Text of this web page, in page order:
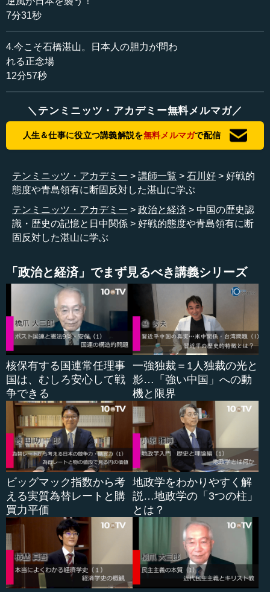
第１次世界大戦が始まって１００年になります。それか
ら、日清戦争開戦から１２０年です。来年は、第２次世界
大戦終戦７０周年になります。さらに、これが日中関係に
とって最大の出来事ですが、日本が「対支（対華）２１カ
条要求」を行って１００年という節目の年になります。
白押しなのです。例えば、今まさに迎えている日清戦争開
戦後１２０年。われわれは、その日清戦争の真っ最中に尖
閣諸島を閣議決定で日本の領土にしました。それを今、中
たもので、勝手に領有権を主張しただけだから、領有権は
無効だと訴えています。そのようなことが起こった年から
日清戦争の後、下関条約を締結したときに、中国は日本
に対して屈辱的な賠償を行うことになりました。中国の税
一部を譲渡したりしました。
今までの歴史認識だと、このときの中国の指導者だった
李鴻章は売国奴だと思われてきました。ところが２０１４
年７月中旬から、李鴻章が生まれた安徽省の合肥というと
ころでは、李鴻章をめぐる大きなシンポジウムが開かれて
います。
なぜかといえば、おそらく「李鴻章も、徹底的に日本と
戦った人だ」と見直されたのだろうと思います。以前は、
李鴻章がだらしないから日本に負けたという見方でした
が、そうではなく、彼も日本に抵抗した一人だと再評価さ
れているのです。今、中国ではそのような見直しが次々に
行われています。
●日本は青島攻撃と対支２１カ条要求を行った
もっと大変なのは来年の２０１５年で、日中関係にとっ
て最も重要な年になるでしょう。第１次世界大戦が始まっ
た１９１４年、日本は、日英同盟を結んでいましたから、
イギリスのために戦争に参加しようとしました。しかし、
いくら何でも当時、ヨーロッパの戦争に日本から兵隊を送
るわけにはいきませんでした。
7分31秒
4.今こそ石橋湛山。日本人の胆力が問わ
れる正念場
12分57秒
＼テンミニッツ・アカデミー無料メルマガ／
人生＆仕事に役立つ講義解説を無料メルマガで配信
テンミニッツ・アカデミー 講師一覧 石川好
好戦的
態度や青島領有に断固反対した湛山に学ぶ
テンミニッツ・アカデミー
政治と経済
中国の歴史認
識・歴史の記憶と日中関係
好戦的態度や青島領有に断
固反対した湛山に学ぶ
「政治と経済」でまず見るべき講義シリーズ
核保有する国連常任理事
国は、むしろ安心して戦
争できる
一強独裁＝1人独裁の光と
影…「強い中国」への動
機と限界
ビッグマック指数から考
える実質為替レートと購
買力平価
地政学をわかりやすく解
説…地政学の「3つの柱」
とは？